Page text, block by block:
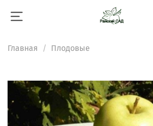
Главная Плодовые